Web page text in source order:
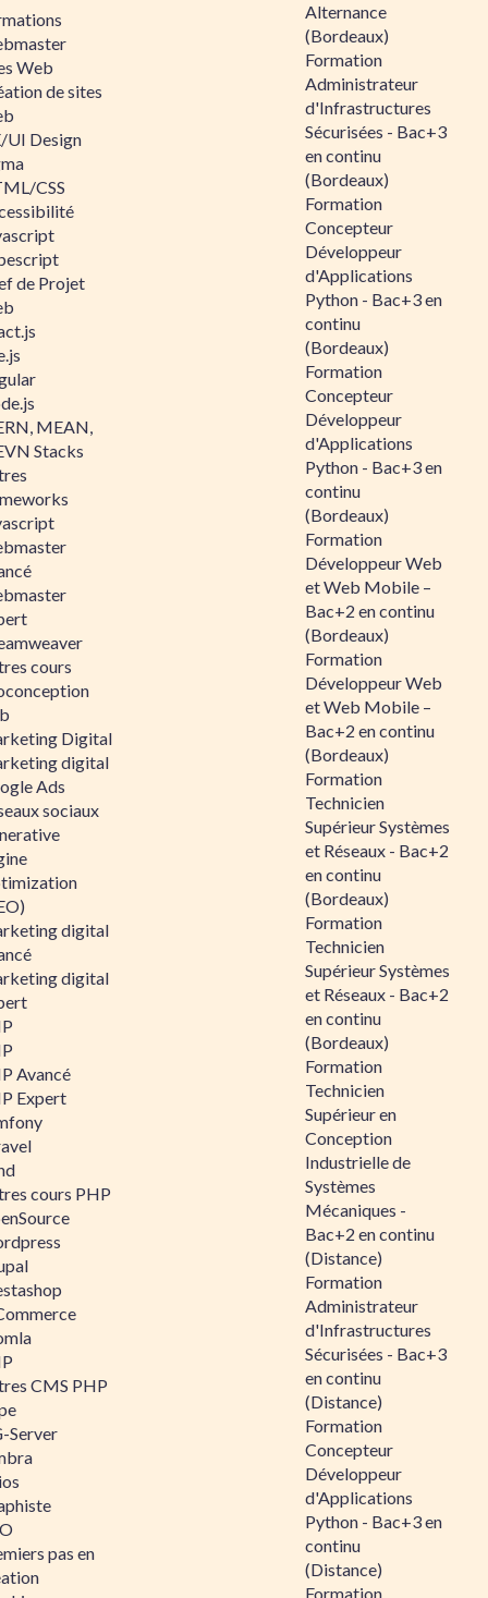
Web
de sites
UI Design
CSS
de Projet
MEAN,
Stacks
cours
Digital
digital
Ads
sociaux
digital
digital
Avancé
Expert
cours PHP
CMS PHP
Server
pas en
Alternance
(Bordeaux)
Formation
Administrateur
d'Infrastructures
Sécurisées - Bac+3
en continu
(Bordeaux)
Formation
Concepteur
Développeur
d'Applications
Python - Bac+3 en
continu
(Bordeaux)
Formation
Concepteur
Développeur
d'Applications
Python - Bac+3 en
continu
(Bordeaux)
Formation
Développeur Web
et Web Mobile –
Bac+2 en continu
(Bordeaux)
Formation
Développeur Web
et Web Mobile –
Bac+2 en continu
(Bordeaux)
Formation
Technicien
Supérieur Systèmes
et Réseaux - Bac+2
en continu
(Bordeaux)
Formation
Technicien
Supérieur Systèmes
et Réseaux - Bac+2
en continu
(Bordeaux)
Formation
Technicien
Supérieur en
Conception
Industrielle de
Systèmes
Mécaniques -
Bac+2 en continu
(Distance)
Formation
Administrateur
d'Infrastructures
Sécurisées - Bac+3
en continu
(Distance)
Formation
Concepteur
Développeur
d'Applications
Python - Bac+3 en
continu
(Distance)
Formation